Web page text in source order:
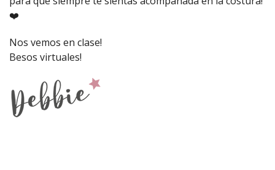
❤️
Nos vemos en clase!
Besos virtuales!